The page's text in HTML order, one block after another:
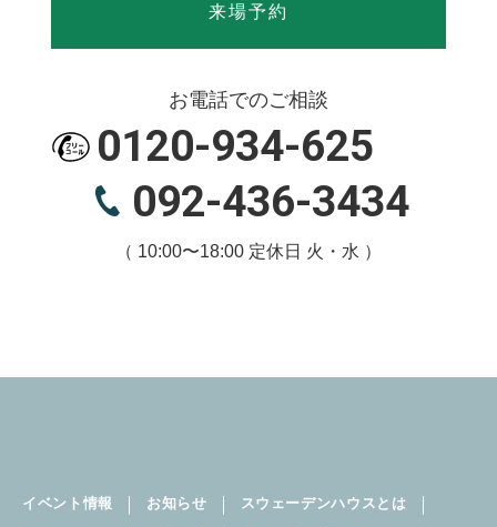
来場予約
お電話でのご相談
0120-934-625
092-436-3434
（ 10:00〜18:00 定休日 火・水 ）
イベント情報 お知らせ スウェーデンハウスとは